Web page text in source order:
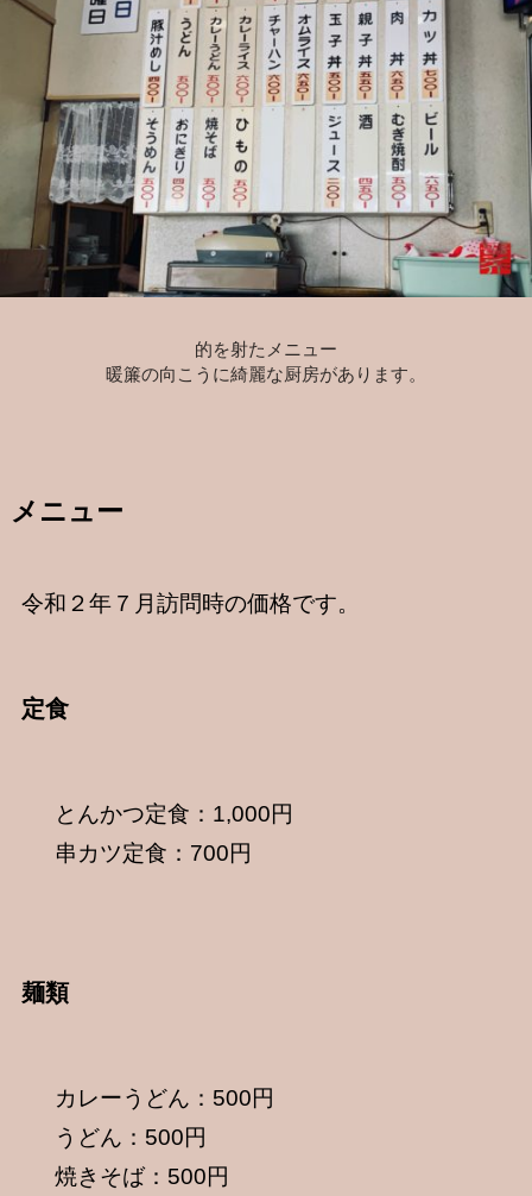
的を射たメニュー
暖簾の向こうに綺麗な厨房があります。
メニュー
令和２年７月訪問時の価格です。
定食
とんかつ定食：1,000円
串カツ定食：700円
麺類
カレーうどん：500円
うどん：500円
焼きそば：500円